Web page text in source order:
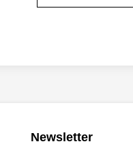
Newsletter